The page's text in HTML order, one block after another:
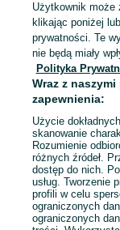
Mapa kategorii
Mapa miejscowości
Mapa ministron
Popularne
Użytkownik może
klikając poniżej
prywatności. Te
nie będą miały
Polityka
Wraz z
zapewnienia:
Użycie
skanowanie
Rozumienie
różnych źródeł.
dostęp do nich.
usług. Tworzenie
profili w celu
ograniczonych
ograniczonych